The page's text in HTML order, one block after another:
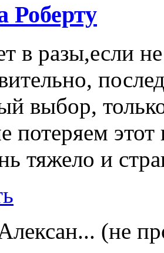
Роберту
в разы,если
выбор,
потеряем
тяжело и
(не